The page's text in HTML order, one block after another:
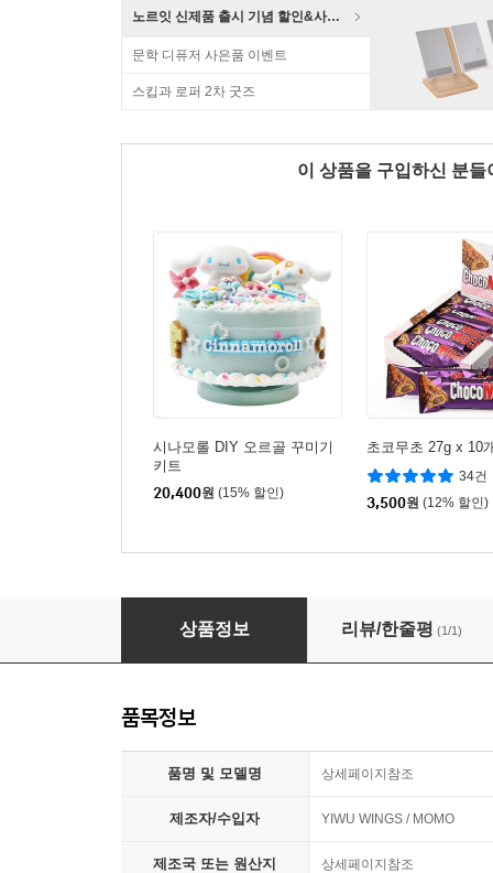
노르잇 신제품 출시 기념 할인&사은품 증정!
문학 디퓨저 사은품 이벤트
스킵과 로퍼 2차 굿즈
이 상품을 구입하신 분
시나모롤 DIY 오르골 꾸미기
키트
20,400원 (15% 할인)
초코무초 27g x 10
34건
3,500원 (12% 할인)
마이멜로디 DIY 오르골 꾸미기 키트
상품정보 리뷰/한줄평 (1/1)
품목정보
품명 및 모델명 상세페이지참조
제조자/수입자 YIWU WINGS / MOMO
제조국 또는 원산지 상세페이지참조